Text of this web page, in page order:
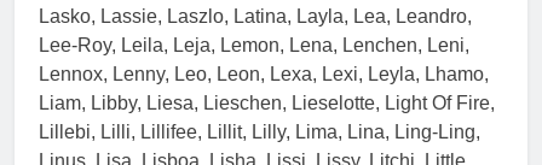
Lasko, Lassie, Laszlo, Latina, Layla, Lea, Leandro,
Lee-Roy, Leila, Leja, Lemon, Lena, Lenchen, Leni,
Lennox, Lenny, Leo, Leon, Lexa, Lexi, Leyla, Lhamo,
Liam, Libby, Liesa, Lieschen, Lieselotte, Light Of Fire,
Lillebi, Lilli, Lillifee, Lillit, Lilly, Lima, Lina, Ling-Ling,